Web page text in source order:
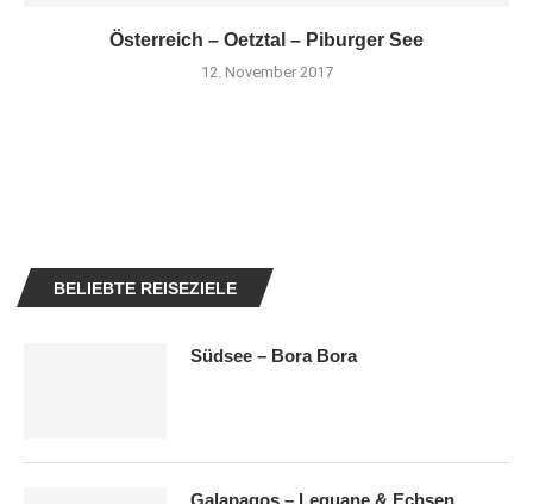
Österreich – Oetztal – Piburger See
12. November 2017
BELIEBTE REISEZIELE
Südsee – Bora Bora
Galapagos – Leguane & Echsen